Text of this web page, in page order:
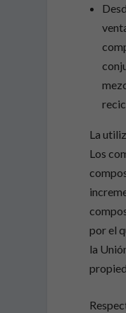
La
Los
por el
la